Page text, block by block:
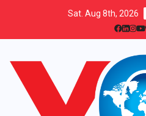
Sat. Aug 8th, 2026